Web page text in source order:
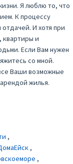
Я люблю то, что
К процессу
И хотя при
квартиры и
Если Вам нужен
со мной.
Ваши возможные
жилья.
,
,
,